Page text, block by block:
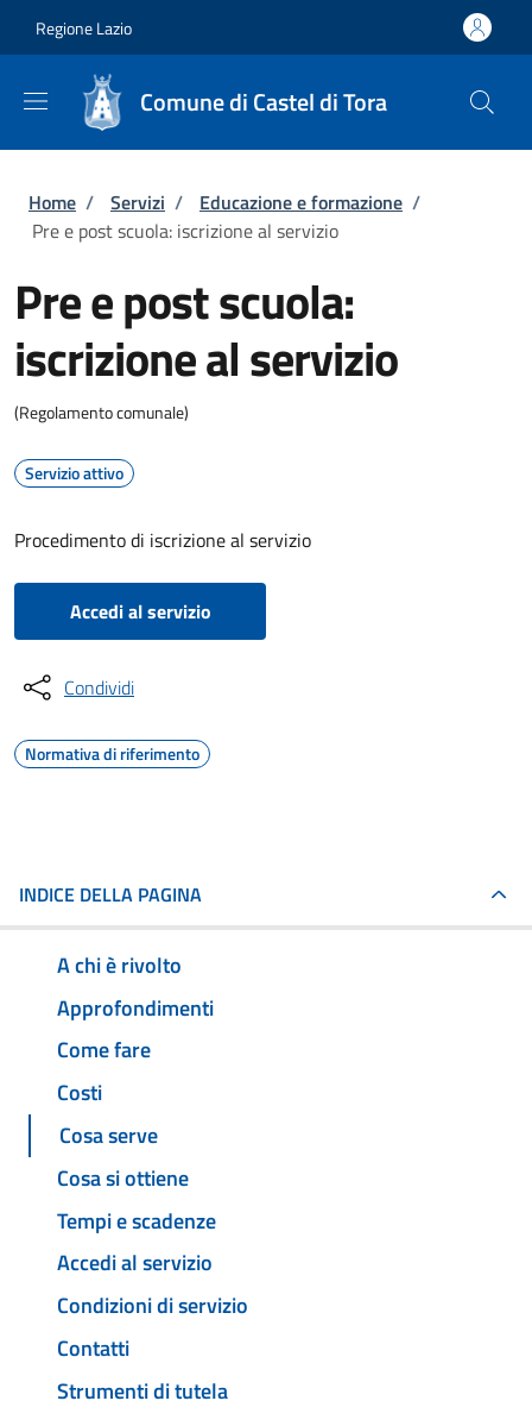
Regione Lazio
Comune di Castel di Tora
Briciole di pane
Home / Servizi / Educazione e formazione /
Pre e post scuola: iscrizione al servizio
Pre e post scuola:
iscrizione al servizio
(Regolamento comunale)
Servizio attivo
Procedimento di iscrizione al servizio
Accedi al servizio
Condividi
Normativa di riferimento
INDICE DELLA PAGINA
A chi è rivolto
Approfondimenti
Come fare
Costi
Cosa serve
Cosa si ottiene
Tempi e scadenze
Accedi al servizio
Condizioni di servizio
Contatti
Strumenti di tutela